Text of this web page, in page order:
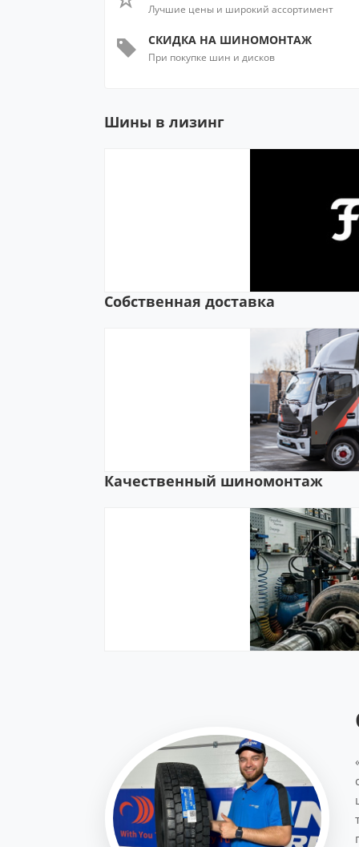
Лучшие цены и широкий ассортимент
СКИДКА НА ШИНОМОНТАЖ
При покупке шин и дисков
Шины в лизинг
Собственная доставка
Качественный шиномонтаж